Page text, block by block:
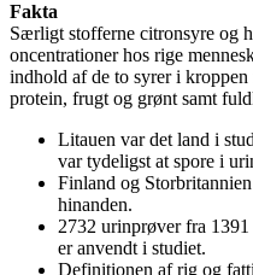
Fakta
Særligt stofferne citronsyre og
oncentrationer hos rige
indhold af de to syrer i
protein, frugt og grønt samt
Litauen var det land i
var tydeligst at spore i
Finland og
hinanden.
2732 urinprøver fra
er anvendt i studiet.
Definitionen af rig og